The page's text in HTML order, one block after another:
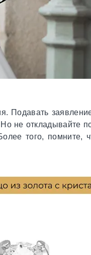
Подавать
не откладывайте
того, помните,